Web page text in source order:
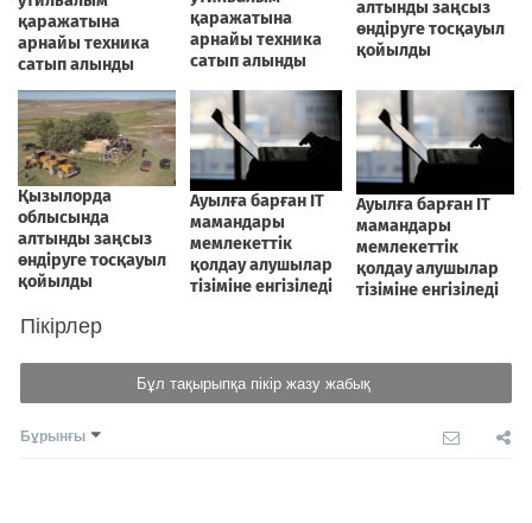
Пікірлер
Бұл тақырыпқа пікір жазу жабық
Бұрынғы